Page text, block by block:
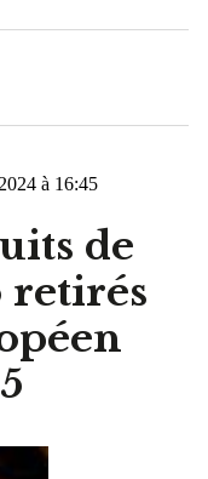
à 16:45
de
retirés